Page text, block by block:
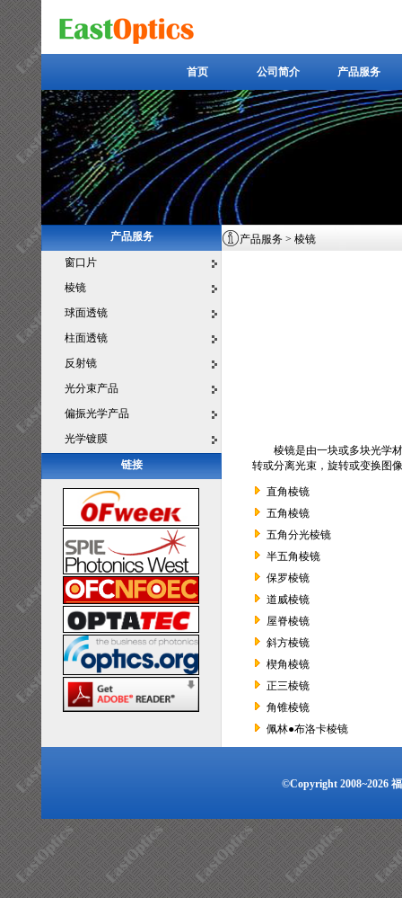
首页
首页
公司简介
公司简介
产品服务
产品服务
产品服务
窗口片
棱镜
球面透镜
柱面透镜
反射镜
光分束产品
偏振光学产品
光学镀膜
链接
产品服务 > 棱镜
棱镜是由一块或多块光学
转或分离光束，旋转或变换图
直角棱镜
五角棱镜
五角分光棱镜
半五角棱镜
保罗棱镜
道威棱镜
屋脊棱镜
斜方棱镜
楔角棱镜
正三棱镜
角锥棱镜
佩林●布洛卡棱镜
©Copyright 2008~2026